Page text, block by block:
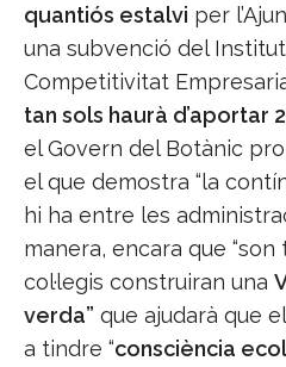
quantiós estalvi per
una subvenció del
Competitivitat
tan sols haurà d’aportar
el Govern del Botànic
el que demostra “la
hi ha entre les
manera, encara que
col·legis construiran una
verda” que ajudarà que
a tindre “consciència